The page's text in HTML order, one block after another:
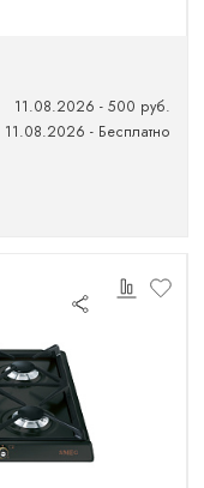
11.08.2026 - 500 руб.
11.08.2026 - Бесплатно